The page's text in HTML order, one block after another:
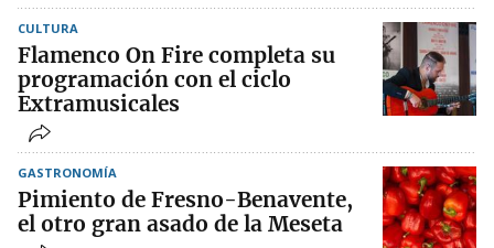
CULTURA
Flamenco On Fire completa su
programación con el ciclo
Extramusicales
GASTRONOMÍA
Pimiento de Fresno-Benavente,
el otro gran asado de la Meseta